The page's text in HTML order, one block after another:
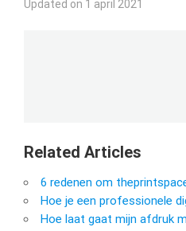
Updated on 1 april 2021
Related Articles
6 redenen om
Hoe je een professionele
Hoe laat gaat mijn afdruk